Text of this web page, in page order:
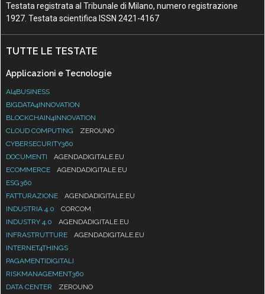
Testata registrata al Tribunale di Milano, numero registrazione
1927. Testata scientifica ISSN 2421-4167
TUTTE LE TESTATE
Applicazioni e Tecnologie
AI4BUSINESS
BIGDATA4INNOVATION
BLOCKCHAIN4INNOVATION
CLOUD COMPUTING
ZEROUNO
CYBERSECURITY360
DOCUMENTI
AGENDADIGITALE.EU
ECOMMERCE
AGENDADIGITALE.EU
ESG360
FATTURAZIONE
AGENDADIGITALE.EU
INDUSTRIA 4.0
CORCOM
INDUSTRY 4.0
AGENDADIGITALE.EU
INFRASTRUTTURE
AGENDADIGITALE.EU
INTERNET4THINGS
PAGAMENTIDIGITALI
RISKMANAGEMENT360
DATA CENTER
ZEROUNO